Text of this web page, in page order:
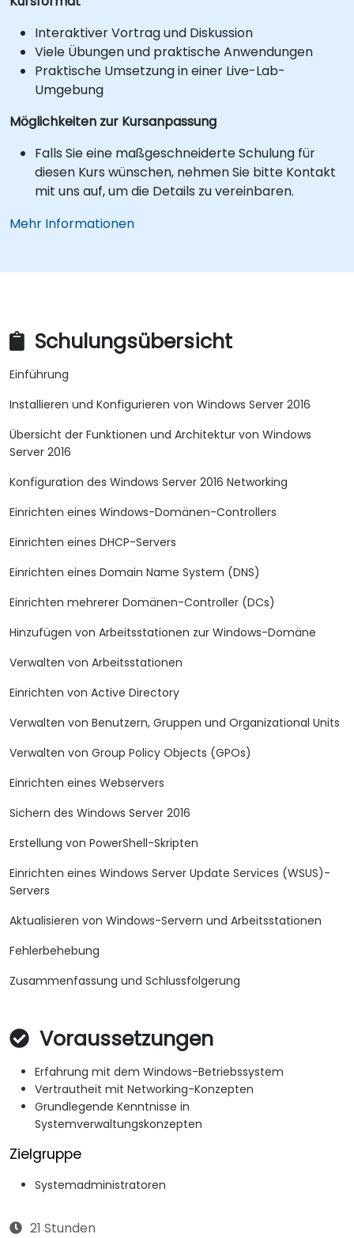
Interaktiver Vortrag und Diskussion
Viele Übungen und praktische Anwendungen
Praktische Umsetzung in einer Live-Lab-
Umgebung
Möglichkeiten zur Kursanpassung
Falls Sie eine maßgeschneiderte Schulung für
diesen Kurs wünschen, nehmen Sie bitte Kontakt
mit uns auf, um die Details zu vereinbaren.
Mehr Informationen
Schulungsübersicht
Einführung
Installieren und Konfigurieren von Windows Server 2016
Übersicht der Funktionen und Architektur von Windows
Server 2016
Konfiguration des Windows Server 2016 Networking
Einrichten eines Windows-Domänen-Controllers
Einrichten eines DHCP-Servers
Einrichten eines Domain Name System (DNS)
Einrichten mehrerer Domänen-Controller (DCs)
Hinzufügen von Arbeitsstationen zur Windows-Domäne
Verwalten von Arbeitsstationen
Einrichten von Active Directory
Verwalten von Benutzern, Gruppen und Organizational Units
Verwalten von Group Policy Objects (GPOs)
Einrichten eines Webservers
Sichern des Windows Server 2016
Erstellung von PowerShell-Skripten
Einrichten eines Windows Server Update Services (WSUS)-
Servers
Aktualisieren von Windows-Servern und Arbeitsstationen
Fehlerbehebung
Zusammenfassung und Schlussfolgerung
Voraussetzungen
Erfahrung mit dem Windows-Betriebssystem
Vertrautheit mit Networking-Konzepten
Grundlegende Kenntnisse in
Systemverwaltungskonzepten
Zielgruppe
Systemadministratoren
21 Stunden